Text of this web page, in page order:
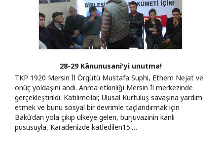
28-29 Kânunusani'yi unutma!
TKP 1920 Mersin İl Örgütü Mustafa Suphi, Ethem Nejat ve
onüç yoldaşını andı. Anma etkinliği Mersin İl merkezinde
gerçekleştirildi. Katılımcılar, Ulusal Kurtuluş savaşına yardım
etmek ve bunu sosyal bir devrimle taçlandırmak için
Bakû'dan yola çıkıp ülkeye gelen, burjuvazinin kanlı
pususuyla, Karadenizde katledilen15'…